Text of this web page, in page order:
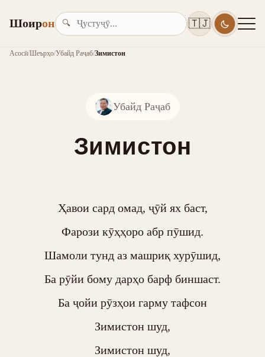
Шоирон 🔍 🇹🇯
Асосӣ/Шеърҳо/Убайд Раҷаб/Зимистон
Убайд Раҷаб
Зимистон
Ҳавои сард омад, ҷӯй ях баст,
Фарози кӯҳҳоро абр пӯшид.
Шамоли тунд аз машриқ хурӯшид,
Ба рӯйи бому дарҳо барф биншаст.
Ба ҷойи рӯзҳои гарму тафсон
Зимистон шуд,
Зимистон шуд,